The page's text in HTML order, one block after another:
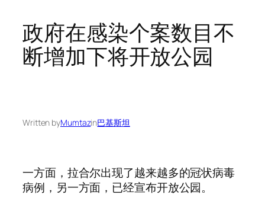
政府在感染个案数目不
断增加下将开放公园
Written byMumtazin巴基斯坦
一方面，拉合尔出现了越来越多的冠状病毒
病例，另一方面，已经宣布开放公园。